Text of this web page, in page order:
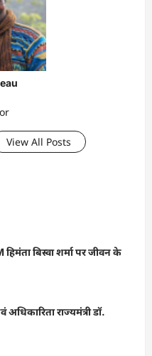
View All Posts
बिस्वा शर्मा पर जीवन के
राज्यमंत्री डॉ.